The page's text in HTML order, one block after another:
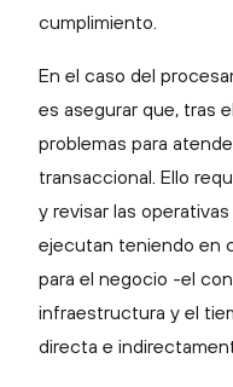
cumplimiento.
En el caso del
es asegurar que, tras
problemas para
transaccional. Ello
y revisar las
ejecutan teniendo en
para el negocio -el
infraestructura y el
directa e